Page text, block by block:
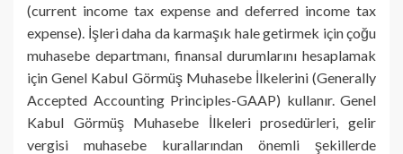
(current income tax expense and deferred income tax
expense). İşleri daha da karmaşık hale getirmek için çoğu
muhasebe departmanı, finansal durumlarını hesaplamak
için Genel Kabul Görmüş Muhasebe İlkelerini (Generally
Accepted Accounting Principles-GAAP) kullanır. Genel
Kabul Görmüş Muhasebe İlkeleri prosedürleri, gelir
vergisi muhasebe kurallarından önemli şekillerde